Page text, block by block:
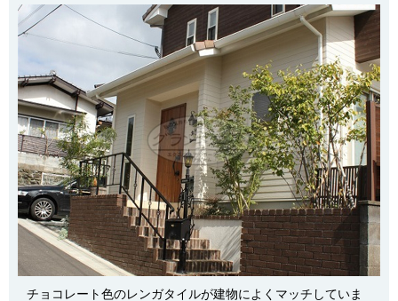
チョコレート色のレンガタイルが建物によくマッチしていま